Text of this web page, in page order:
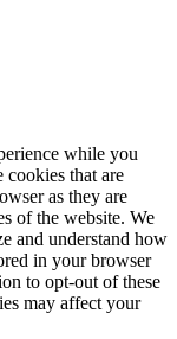
while you
cookies that are
as they are
of the website. We
and understand how
in your browser
to opt-out of these
may affect your